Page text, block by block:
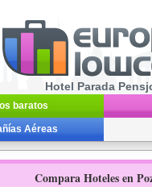
Hotel Parada
baratos
Aéreas
Compara Hoteles en